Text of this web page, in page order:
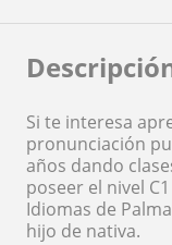
Si te interesa
pronunciación
años dando
poseer el nivel
Idiomas de
hijo de nativa.